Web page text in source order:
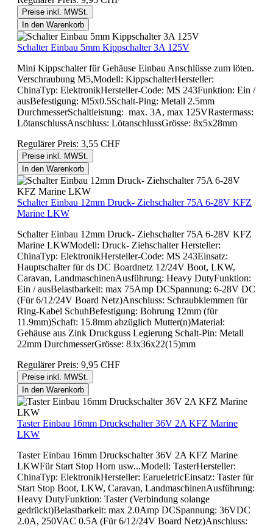
Preise inkl. MWSt.
In den Warenkorb
Schalter Einbau 5mm Kippschalter 3A 125V
Mini Kippschalter für Gehäuse Einbau Anschlüsse zum löten.
Verschraubung M5,Modell: KippschalterHersteller:
ChinaTyp: ElektronikHersteller-Code: MS 243Funktion: Ein /
ausBefestigung: M5x0.5Schalt-Ping: Metall 2.5mm
DurchmesserSchaltleistung: max. 3A, max 125VRastermass:
LötanschlussAnschluss: LötanschlussGrösse: 8x5x28mm
Regulärer Preis: 3,55 CHF
Preise inkl. MWSt.
In den Warenkorb
Schalter Einbau 12mm Druck- Ziehschalter 75A 6-28V KFZ
Marine LKW
Schalter Einbau 12mm Druck- Ziehschalter 75A 6-28V KFZ
Marine LKWModell: Druck- Ziehschalter Hersteller:
ChinaTyp: ElektronikHersteller-Code: MS 243Einsatz:
Hauptschalter für ds DC Boardnetz 12/24V Boot, LKW,
Caravan, LandmaschinenAusführung: Heavy DutyFunktion:
Ein / ausBelastbarkeit: max 75Amp DCSpannung: 6-28V DC
(Für 6/12/24V Board Netz)Anschluss: Schraubklemmen für
Ring-Kabel SchuhBefestigung: Bohrung 12mm (für
11.9mm)Schaft: 15.8mm abzüglich Mutter(n)Material:
Gehäuse aus Zink Druckguss Legierung Schalt-Pin: Metall
22mm DurchmesserGrösse: 83x36x22(15)mm
Regulärer Preis: 9,95 CHF
Preise inkl. MWSt.
In den Warenkorb
Taster Einbau 16mm Druckschalter 36V 2A KFZ Marine
LKW
Taster Einbau 16mm Druckschalter 36V 2A KFZ Marine
LKWFür Start Stop Horn usw...Modell: TasterHersteller:
ChinaTyp: ElektronikHersteller: EarueletricEinsatz: Taster für
Start Stop Boot, LKW, Caravan, LandmaschinenAusführung:
Heavy DutyFunktion: Taster (Verbindung solange
gedrückt)Belastbarkeit: max 2.0Amp DCSpannung: 36VDC
2.0A, 250VAC 0.5A (Für 6/12/24V Board Netz)Anschluss: